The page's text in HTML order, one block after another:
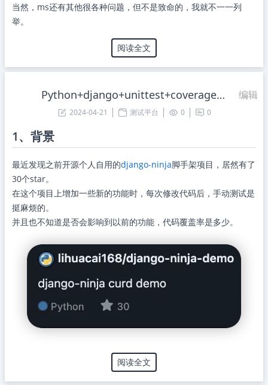
当然，ms还有其他很各种问题，但不是致命的，我就不一一列
举。
阅读全文
Python+django+unittest+coverage+Github Action实现开源项目核心代码单元测试100%覆盖率实战 编辑
2024-04-21 测试平台 0 0
1、背景
最近发现之前开源个人自用的django-ninja脚手架项目，居然有了
30个star。
在这个项目上增加一些新的功能时，每次修改代码后，手动测试是
挺麻烦的。
并且也不知道是否会影响到以前的功能，代码覆盖率是多少。
阅读全文